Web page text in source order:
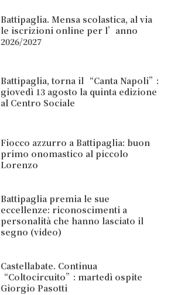
Battipaglia. Mensa scolastica, al via
le iscrizioni online per l’anno
2026/2027
Battipaglia, torna il “Canta Napoli”:
giovedì 13 agosto la quinta edizione
al Centro Sociale
Fiocco azzurro a Battipaglia: buon
primo onomastico al piccolo
Lorenzo
Battipaglia premia le sue
eccellenze: riconoscimenti a
personalità che hanno lasciato il
segno (video)
Castellabate. Continua
“Coltocircuito”: martedì ospite
Giorgio Pasotti